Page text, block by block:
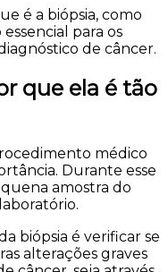
é a biópsia, como
para os
de câncer.
que ela é tão
médico
Durante esse
amostra do
biópsia é verificar se
alterações graves